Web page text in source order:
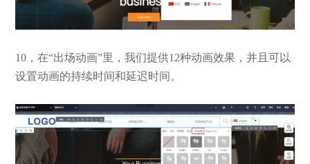
10，在“出场动画”里，我们提供12种动画效果，并且可以
设置动画的持续时间和延迟时间。